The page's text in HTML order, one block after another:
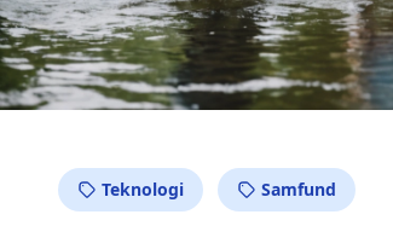
Teknologi Samfund